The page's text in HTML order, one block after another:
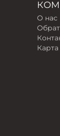
О нас
Карта